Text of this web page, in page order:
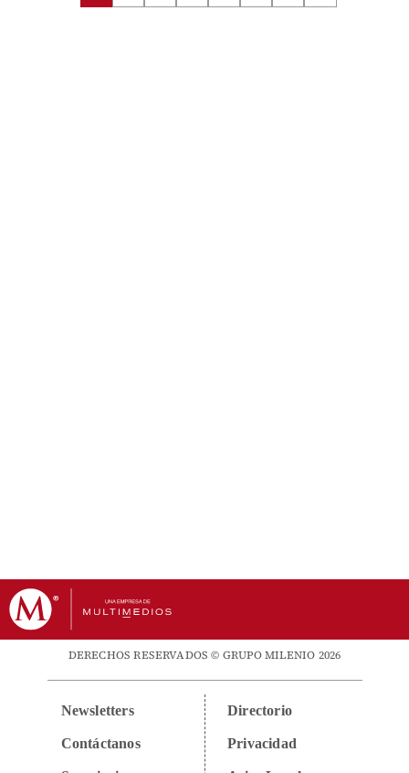
DERECHOS RESERVADOS © GRUPO MILENIO 2026
Newsletters
Contáctanos
Directorio
Privacidad